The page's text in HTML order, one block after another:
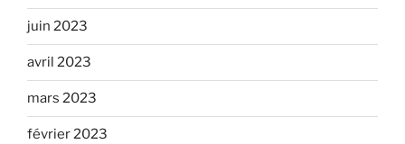
juin 2023
avril 2023
mars 2023
février 2023